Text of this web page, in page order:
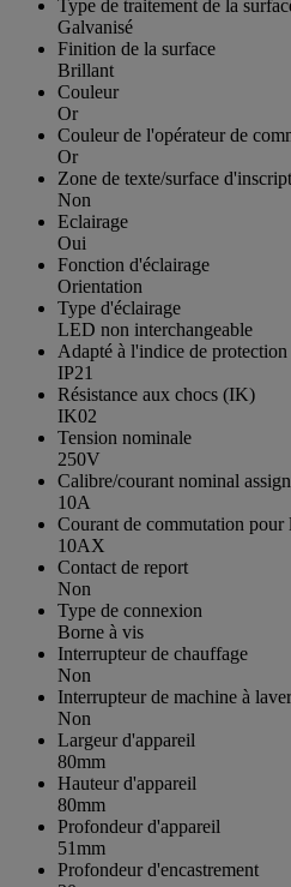
Type de traitement de la
Galvanisé
Finition de la surface
Brillant
Couleur
Or
Couleur de l'opérateur de
Or
Zone de texte/surface
Non
Eclairage
Oui
Fonction d'éclairage
Orientation
Type d'éclairage
LED non interchangeable
Adapté à l'indice de
IP21
Résistance aux chocs (IK)
IK02
Tension nominale
250V
Calibre/courant nominal
10A
Courant de commutation pour
10AX
Contact de report
Non
Type de connexion
Borne à vis
Interrupteur de chauffage
Non
Interrupteur de machine à laver
Non
Largeur d'appareil
80mm
Hauteur d'appareil
80mm
Profondeur d'appareil
51mm
Profondeur d'encastrement